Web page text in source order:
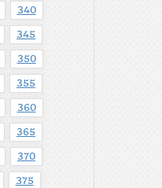
340
345
350
355
360
365
370
375